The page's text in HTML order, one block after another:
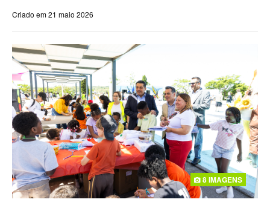
Criado em 21 maio 2026
8 IMAGENS